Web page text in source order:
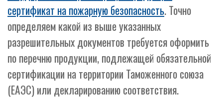
сертификат на пожарную безопасность. Точно
определяем какой из выше указанных
разрешительных документов требуется оформить
по перечню продукции, подлежащей обязательной
сертификации на территории Таможенного союза
(ЕАЭС) или декларированию соответствия.